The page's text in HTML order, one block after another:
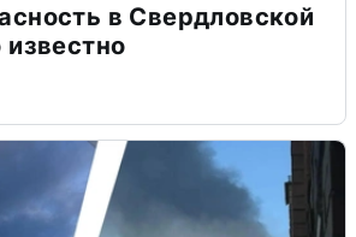
в Свердловской
известно